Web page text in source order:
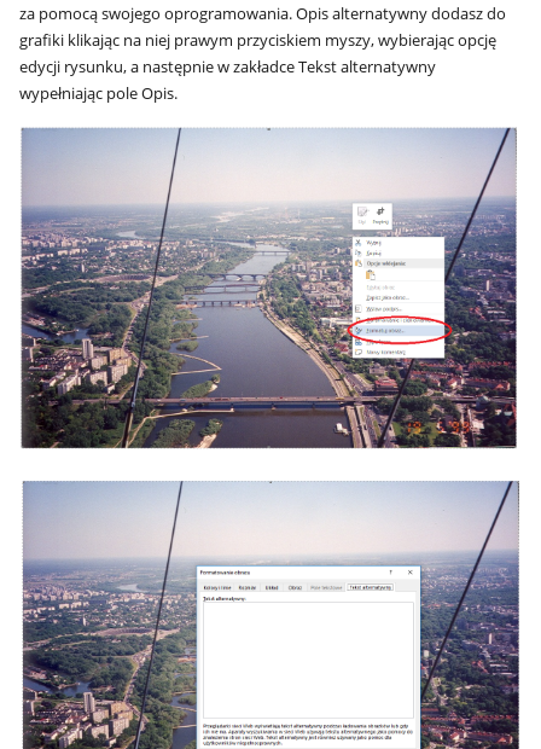
za pomocą swojego oprogramowania. Opis alternatywny dodasz do
grafiki klikając na niej prawym przyciskiem myszy, wybierając opcję
edycji rysunku, a następnie w zakładce Tekst alternatywny
wypełniając pole Opis.